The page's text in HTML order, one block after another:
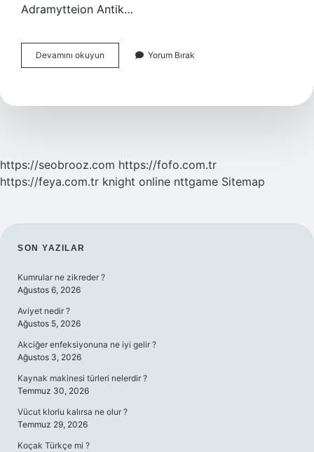
Adramytteion Antik…
Devamını okuyun Burhaniyede
Ne
Yorum Bırak
https://seobrooz.com https://fofo.com.tr
https://feya.com.tr knight online nttgame Sitemap
SIDEBAR
SON YAZILAR
Kumrular ne zikreder ?
Ağustos 6, 2026
Aviyet nedir ?
Ağustos 5, 2026
Akciğer enfeksiyonuna ne iyi gelir ?
Ağustos 3, 2026
Kaynak makinesi türleri nelerdir ?
Temmuz 30, 2026
Vücut klorlu kalırsa ne olur ?
Temmuz 29, 2026
Koçak Türkçe mi ?